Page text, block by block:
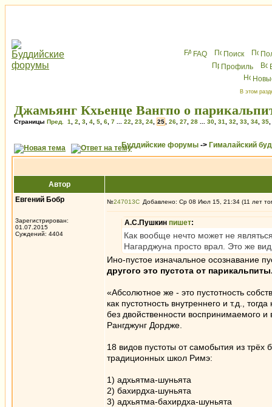
FAQ Поиск
Профиль
В этом
Джамьянг Кхьенце Вангпо о
Страницы Пред. 1 2 3 4 5 6 7 22 23 24 25 26 27 28 30 31 32 33 34 35
Буддийские форумы -> Гималайский
Автор
Евгений Бобр
Зарегистрирован:
01.07.2015
Суждений: 4404
№247013 Добавлено: Ср 08 Июл 15, 21:34 (11 лет
А.С.Пушкин пишет:
Как вообще нечто может не
Нагарджуна просто врал. Это же
Ино-пустое изначальное осознавание
другого это пустота от
«Абсолютное же - это пустотность
как пустотность внутреннего и т.д.,
без двойственности воспринимаемого
Рангджунг Дордже.
18 видов пустоты от самобытия из
традиционных школ Римэ:
1) адхьятма-шуньята
2) бахирдха-шуньята
3) адхьятма-бахирдха-шуньята